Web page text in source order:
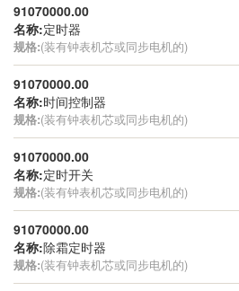
91070000.00
名称:定时器
规格:(装有钟表机芯或同步电机的)
91070000.00
名称:时间控制器
规格:(装有钟表机芯或同步电机的)
91070000.00
名称:定时开关
规格:(装有钟表机芯或同步电机的)
91070000.00
名称:除霜定时器
规格:(装有钟表机芯或同步电机的)